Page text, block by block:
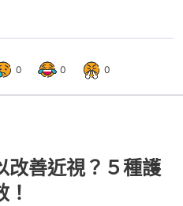
0 0 0
改善近視？５種護